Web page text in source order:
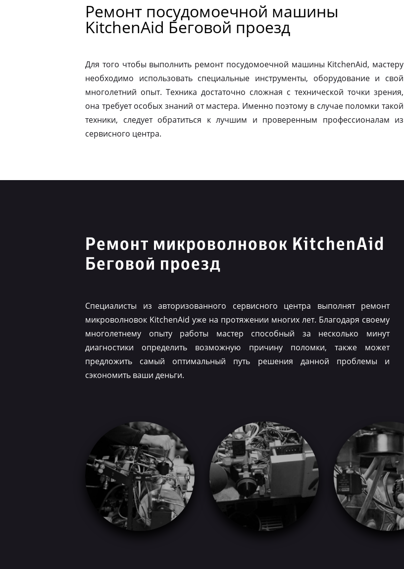
Ремонт посудомоечной машины
KitchenAid Беговой проезд
Для того чтобы выполнить ремонт посудомоечной машины KitchenAid, мастеру
необходимо использовать специальные инструменты, оборудование и свой
многолетний опыт. Техника достаточно сложная с технической точки зрения,
она требует особых знаний от мастера. Именно поэтому в случае поломки такой
техники, следует обратиться к лучшим и проверенным профессионалам из
сервисного центра.
Ремонт микроволновок KitchenAid
Беговой проезд
Специалисты из авторизованного сервисного центра выполнят ремонт
микроволновок KitchenAid уже на протяжении многих лет. Благодаря своему
многолетнему опыту работы мастер способный за несколько минут
диагностики определить возможную причину поломки, также может
предложить самый оптимальный путь решения данной проблемы и
сэкономить ваши деньги.